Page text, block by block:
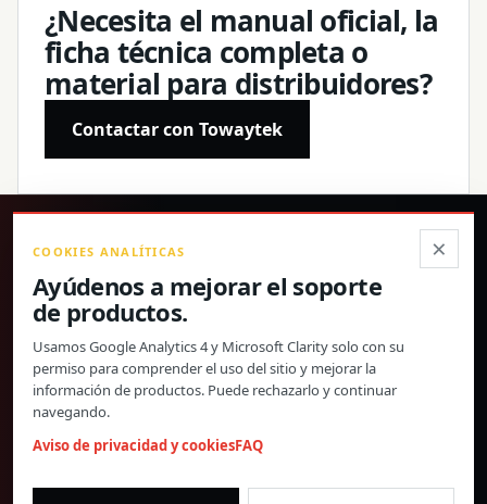
¿Necesita el manual oficial, la
ficha técnica completa o
material para distribuidores?
Contactar con Towaytek
Productos de precisión, especificaciones confirmadas y
soporte global directo.
© 2026 Toway Technology (Shanghai) Co., Ltd. Todos los derechos
reservados.
Privacidad y cookies
DISTRIBUIDORES
×
COOKIES ANALÍTICAS
Ayúdenos a mejorar el soporte
de productos.
Usamos Google Analytics 4 y Microsoft Clarity solo con su
permiso para comprender el uso del sitio y mejorar la
información de productos. Puede rechazarlo y continuar
navegando.
Aviso de privacidad y cookiesFAQ